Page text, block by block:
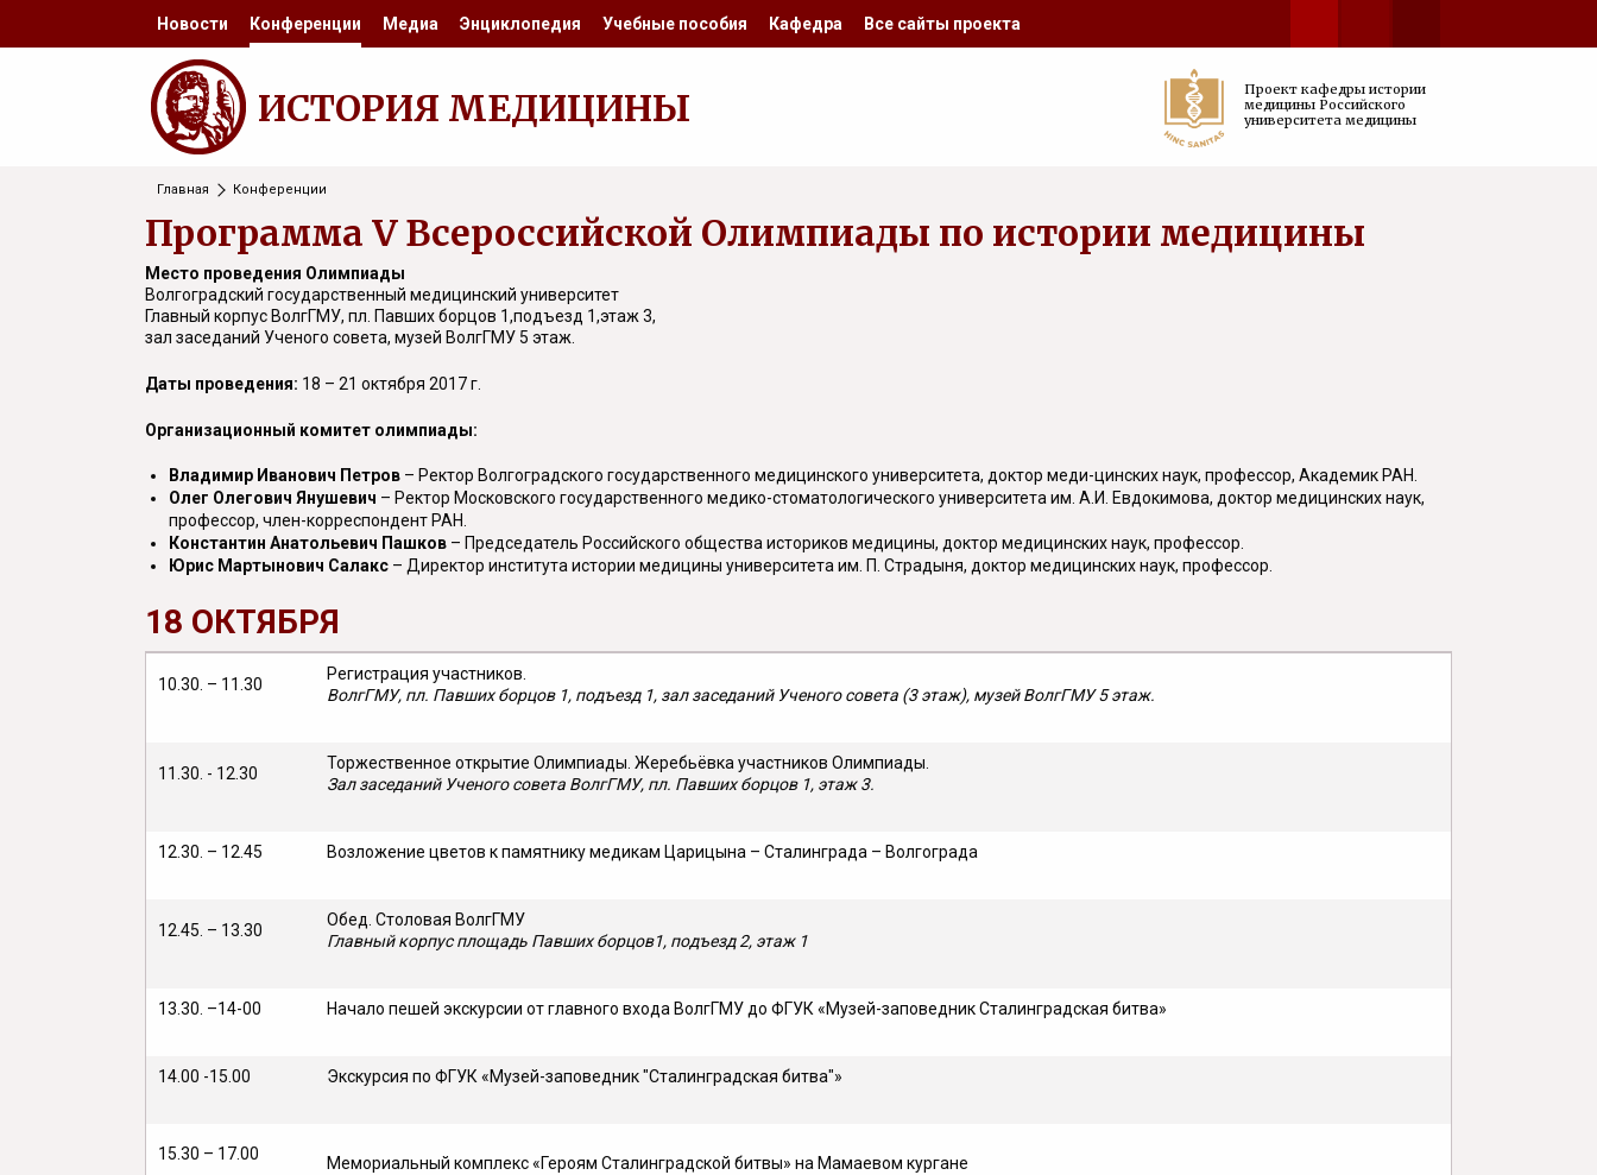
Новости Конференции Медиа Энциклопедия Учебные пособия Кафедра Все сайты проекта
ИСТОРИЯ МЕДИЦИНЫ
Проект кафедры истории
медицины Российского
университета медицины
Главная Конференции
Программа V Всероссийской Олимпиады по истории медицины
Место проведения Олимпиады
Волгоградский государственный медицинский университет
Главный корпус ВолгГМУ, пл. Павших борцов 1,подъезд 1,этаж 3,
зал заседаний Ученого совета, музей ВолгГМУ 5 этаж.
Даты проведения: 18 – 21 октября 2017 г.
Организационный комитет олимпиады:
Владимир Иванович Петров – Ректор Волгоградского государственного медицинского университета, доктор меди-цинских наук, профессор, Академик РАН.
Олег Олегович Янушевич – Ректор Московского государственного медико-стоматологического университета им. А.И. Евдокимова, доктор медицинских наук,
профессор, член-корреспондент РАН.
Константин Анатольевич Пашков – Председатель Российского общества историков медицины, доктор медицинских наук, профессор.
Юрис Мартынович Салакс – Директор института истории медицины университета им. П. Страдыня, доктор медицинских наук, профессор.
18 ОКТЯБРЯ
10.30. – 11.30
Регистрация участников.
ВолгГМУ, пл. Павших борцов 1, подъезд 1, зал заседаний Уче­ного совета (3 этаж), музей ВолгГМУ 5 этаж.
11.30. - 12.30
Торжественное открытие Олимпиады. Жеребьёвка участников Олимпиады.
Зал заседаний Ученого совета ВолгГМУ, пл. Павших борцов 1, этаж 3.
12.30. – 12.45 Возложение цветов к памятнику медикам Царицына – Сталинграда – Волгограда
12.45. – 13.30
Обед. Столовая ВолгГМУ
Главный корпус площадь Павших борцов1, подъезд 2, этаж 1
13.30. –14-00 Начало пешей экскурсии от главного входа ВолгГМУ до ФГУК «Музей-заповедник Сталинградская битва»
14.00 -15.00 Экскурсия по ФГУК «Музей-заповедник "Сталинградская битва"»
15.30 – 17.00 Мемориальный комплекс «Героям Сталинградской битвы» на Мамаевом кургане